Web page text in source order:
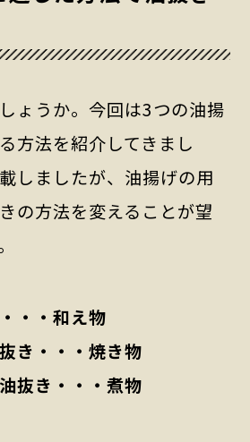
ょうか。今回は3つの油揚
方法を紹介してきまし
しましたが、油揚げの用
の方法を変えることが望
・・和え物
き・・・焼き物
抜き・・・煮物